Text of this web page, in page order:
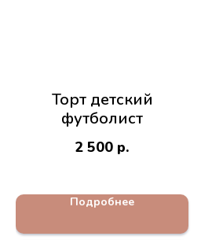
Торт детский
футболист
2 500 р.
Подробнее